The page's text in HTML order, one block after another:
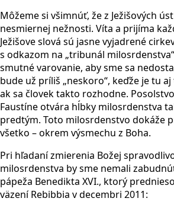
Môžeme si všimnúť, že z Ježišových
nesmiernej nežnosti. Víta a prijíma
Ježišove slová sú jasne vyjadrené
s odkazom na „tribunál
smutné varovanie, aby sme sa
bude už príliš „neskoro“, keďže je tu
ak sa človek takto rozhodne.
Faustíne otvára hĺbky milosrdenstva
predtým. Toto milosrdenstvo dokáže
všetko – okrem výsmechu z Boha.
Pri hľadaní zmierenia Božej
milosrdenstva by sme nemali
pápeža Benedikta XVI., ktorý
väzení Rebibbia v decembri 2011: